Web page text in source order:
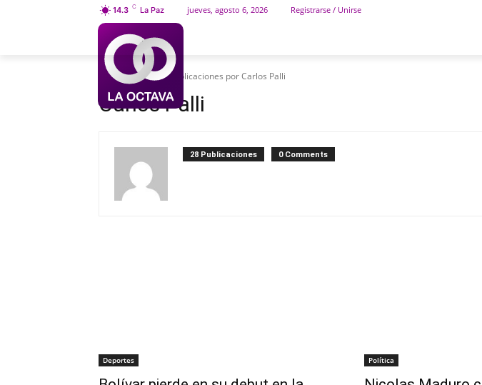
14.3 C La Paz jueves, agosto 6, 2026 Registrarse / Unirse
Inicio Autores Publicaciones por Carlos Palli
Carlos Palli
28 Publicaciones 0 Comments
Deportes Política